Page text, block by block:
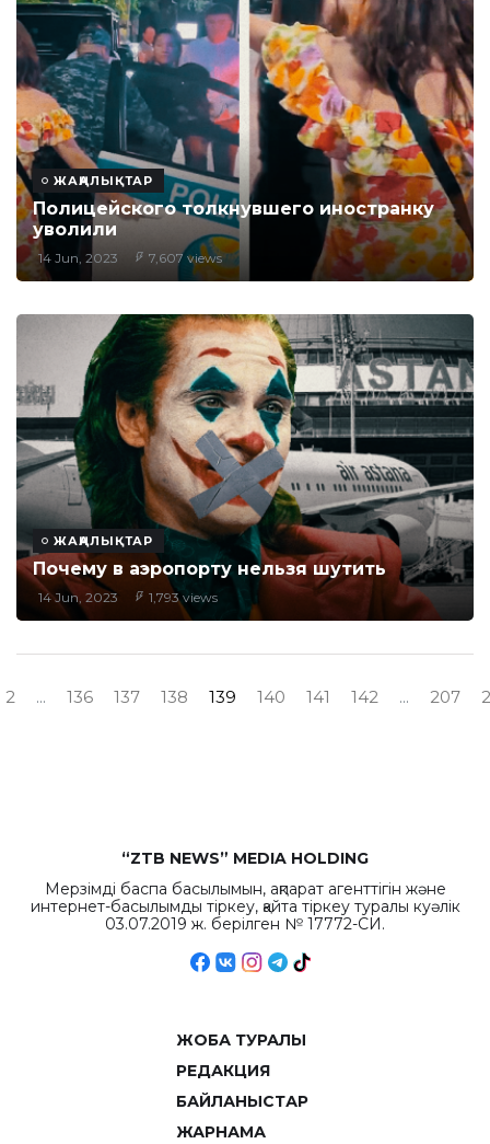
ЖАҢАЛЫҚТАР
Полицейского толкнувшего иностранку
уволили
14 Jun, 2023 7,607 views
ЖАҢАЛЫҚТАР
Почему в аэропорту нельзя шутить
14 Jun, 2023 1,793 views
2 ... 136 137 138 139 140 141 142 ... 207
“ZTB NEWS” MEDIA HOLDING
Мерзімді баспа басылымын, ақпарат агенттігін және
интернет-басылымды тіркеу, қайта тіркеу туралы куәлік
03.07.2019 ж. берілген № 17772-СИ.
ЖОБА ТУРАЛЫ
РЕДАКЦИЯ
БАЙЛАНЫСТАР
ЖАРНАМА